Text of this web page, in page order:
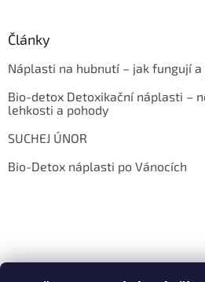
Články
Náplasti na hubnutí – jak fungují
Bio-detox Detoxikační náplasti –
lehkosti a pohody
SUCHEJ ÚNOR
Bio-Detox náplasti po Vánocích